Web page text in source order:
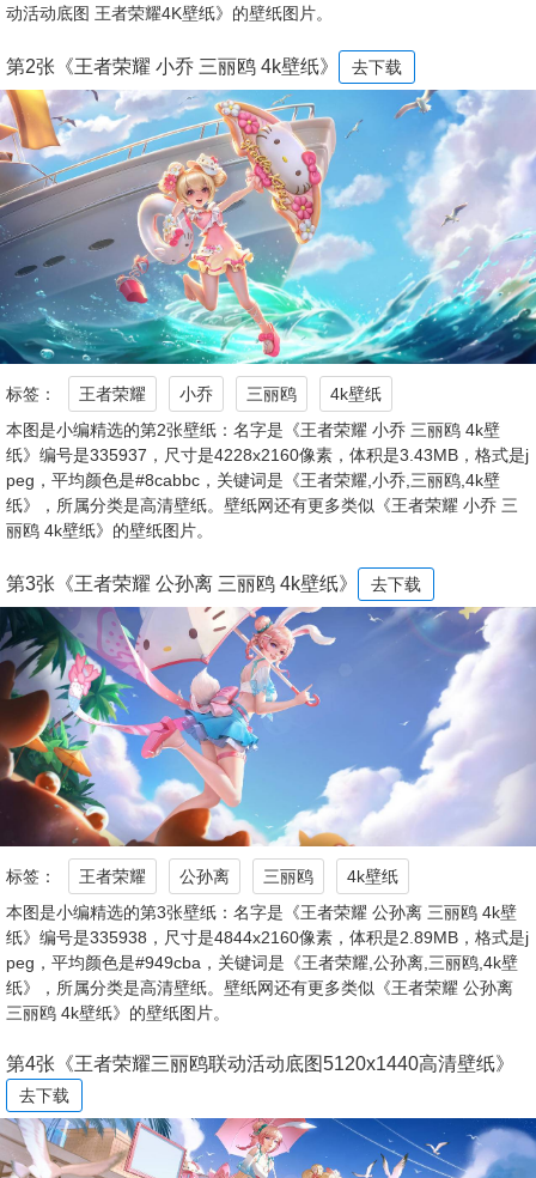
动活动底图 王者荣耀4K壁纸》的壁纸图片。
第2张《王者荣耀 小乔 三丽鸥 4k壁纸》 去下载
标签： 王者荣耀 小乔 三丽鸥
4k壁纸
本图是小编精选的第2张壁纸：名字是《王者荣耀 小乔 三丽鸥 4k壁
纸》编号是335937，尺寸是4228x2160像素，体积是3.43MB，格式是j
peg，平均颜色是#8cabbc，关键词是《王者荣耀,小乔,三丽鸥,4k壁
纸》，所属分类是高清壁纸。壁纸网还有更多类似《王者荣耀 小乔 三
丽鸥 4k壁纸》的壁纸图片。
第3张《王者荣耀 公孙离 三丽鸥 4k壁纸》 去下载
标签： 王者荣耀 公孙离 三丽鸥
4k壁纸
本图是小编精选的第3张壁纸：名字是《王者荣耀 公孙离 三丽鸥 4k壁
纸》编号是335938，尺寸是4844x2160像素，体积是2.89MB，格式是j
peg，平均颜色是#949cba，关键词是《王者荣耀,公孙离,三丽鸥,4k壁
纸》，所属分类是高清壁纸。壁纸网还有更多类似《王者荣耀 公孙离
三丽鸥 4k壁纸》的壁纸图片。
第4张《王者荣耀三丽鸥联动活动底图5120x1440高清壁纸》
去下载